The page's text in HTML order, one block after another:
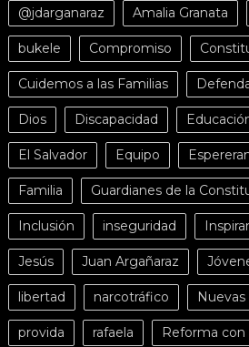
@jdarganaraz Amalia Granata
bukele Compromiso
Cuidemos a las Familias
Dios Discapacidad
El Salvador Equipo
Familia Guardianes de la
Inclusión inseguridad Inspirar
Jesús Juan Argañaraz
libertad narcotráfico
provida rafaela Reforma con